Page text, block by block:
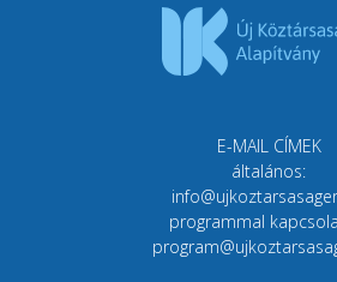
E-MAIL CÍMEK
általános:
programmal